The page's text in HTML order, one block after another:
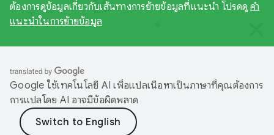
ต้องการดูข้อมูลเกี่ยวกับเส้นทางการย้ายข้อมูลที่แนะนำ โปรดดูคำ
แนะนำในการย้ายข้อมูล
Google ใช้เทคโนโลยี AI เพื่อแปลเนื้อหาเป็นภาษาที่คุณต้องการ
การแปลโดย AI อาจมีข้อผิดพลาด